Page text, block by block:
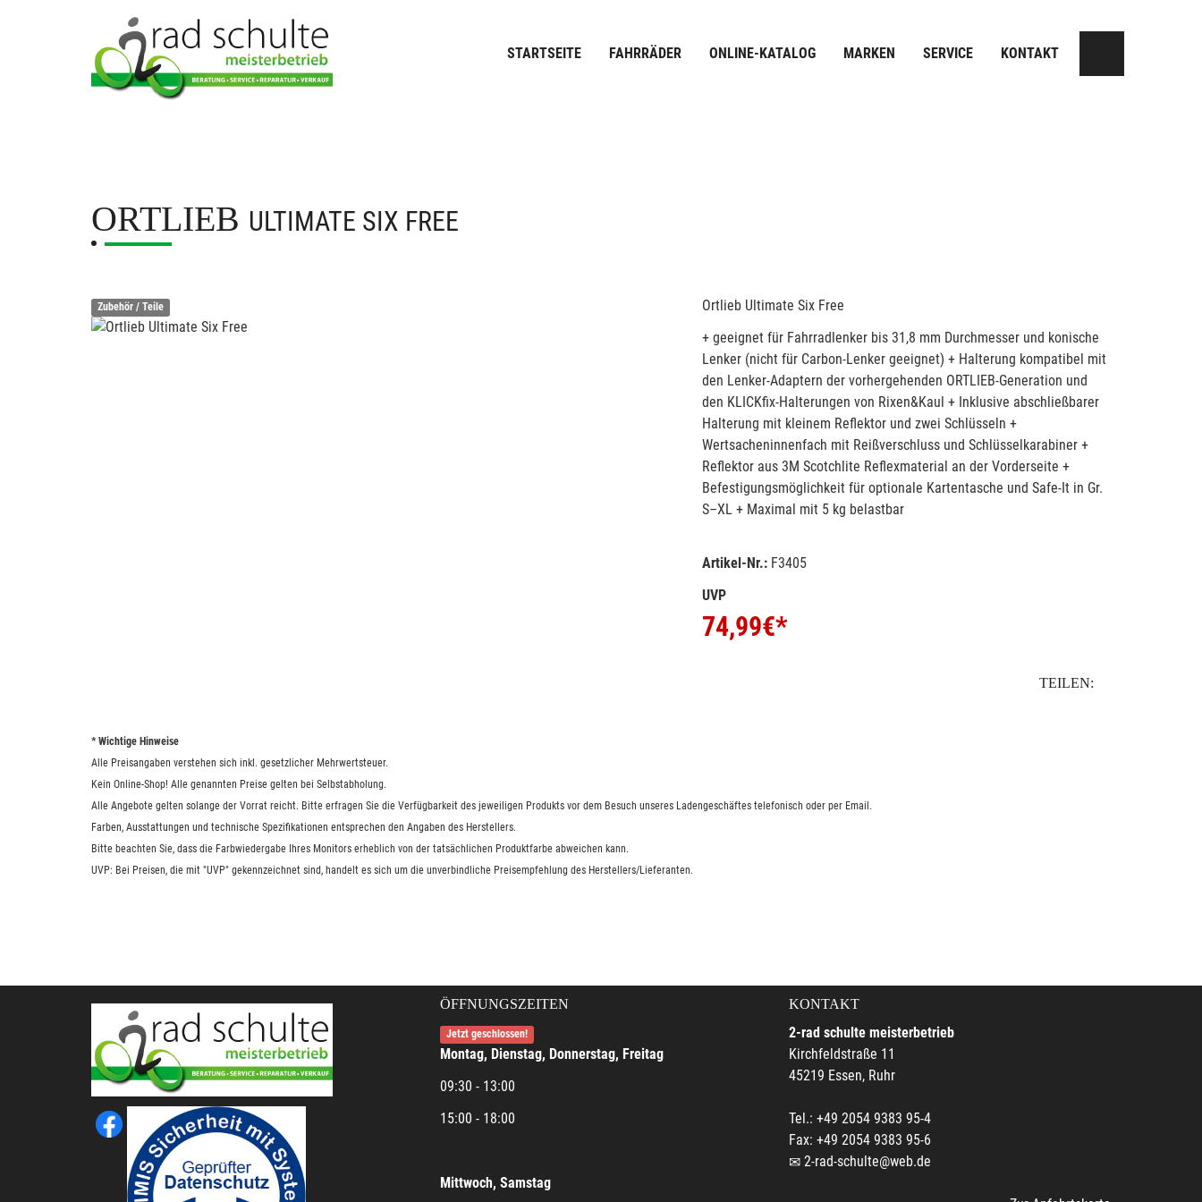
STARTSEITE FAHRRÄDER ONLINE-KATALOG MARKEN SERVICE KONTAKT
ORTLIEB ULTIMATE SIX FREE
Zubehör / Teile
Ortlieb Ultimate Six Free
+ geeignet für Fahrradlenker bis 31,8 mm Durchmesser und konische
Lenker (nicht für Carbon-Lenker geeignet) + Halterung kompatibel mit
den Lenker-Adaptern der vorhergehenden ORTLIEB-Generation und
den KLICKfix-Halterungen von Rixen&Kaul + Inklusive abschließbarer
Halterung mit kleinem Reflektor und zwei Schlüsseln +
Wertsacheninnenfach mit Reißverschluss und Schlüsselkarabiner +
Reflektor aus 3M Scotchlite Reflexmaterial an der Vorderseite +
Befestigungsmöglichkeit für optionale Kartentasche und Safe-It in Gr.
S–XL + Maximal mit 5 kg belastbar
Artikel-Nr.: F3405
UVP
74,99€*
TEILEN:
* Wichtige Hinweise
Alle Preisangaben verstehen sich inkl. gesetzlicher Mehrwertsteuer.
Kein Online-Shop! Alle genannten Preise gelten bei Selbstabholung.
Alle Angebote gelten solange der Vorrat reicht. Bitte erfragen Sie die Verfügbarkeit des jeweiligen Produkts vor dem Besuch unseres Ladengeschäftes telefonisch oder per Email.
Farben, Ausstattungen und technische Spezifikationen entsprechen den Angaben des Herstellers.
Bitte beachten Sie, dass die Farbwiedergabe Ihres Monitors erheblich von der tatsächlichen Produktfarbe abweichen kann.
UVP: Bei Preisen, die mit "UVP" gekennzeichnet sind, handelt es sich um die unverbindliche Preisempfehlung des Herstellers/Lieferanten.
ÖFFNUNGSZEITEN
Jetzt geschlossen!
Montag, Dienstag, Donnerstag, Freitag
09:30 - 13:00
15:00 - 18:00
Mittwoch, Samstag
KONTAKT
2-rad schulte meisterbetrieb
Kirchfeldstraße 11
45219 Essen, Ruhr
Tel.: +49 2054 9383 95-4
Fax: +49 2054 9383 95-6
2-rad-schulte@web.de